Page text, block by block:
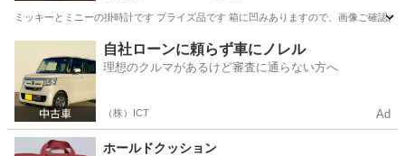
ミッキーとミニーの掛時計です プライズ品です 箱に凹みありますので、画像ご確認お
四ツ倉駅 時計 ミニー
自社ローンに頼らず車にノレル
理想のクルマがあるけど審査に通らない方へ
（株）ICT Ad
ホールドクッション